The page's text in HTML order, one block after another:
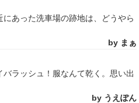
あった洗車場の跡地は、どうやら
by まぁ
ラッシュ！服なんて乾く。思い出
by うえぽん